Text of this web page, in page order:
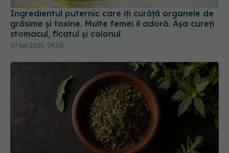
Ingredientul puternic care îți curăță organele de
grăsime și toxine. Multe femei îl adoră. Așa cureți
stomacul, ficatul și colonul
07 ian 2025, 09:08